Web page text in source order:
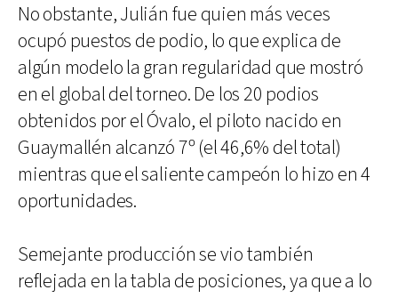
No obstante, Julián fue quien más veces
ocupó puestos de podio, lo que explica de
algún modelo la gran regularidad que mostró
en el global del torneo. De los 20 podios
obtenidos por el Óvalo, el piloto nacido en
Guaymallén alcanzó 7º (el 46,6% del total)
mientras que el saliente campeón lo hizo en 4
oportunidades.
Semejante producción se vio también
reflejada en la tabla de posiciones, ya que a lo